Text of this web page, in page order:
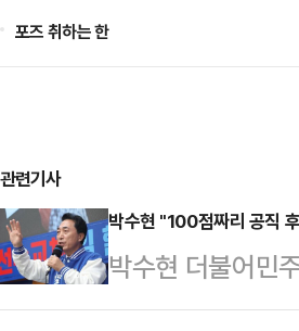
포즈 취하는 한
관련기사
박수현 "100점짜리 공직
박수현 더불어민
앞두고 불거진 불